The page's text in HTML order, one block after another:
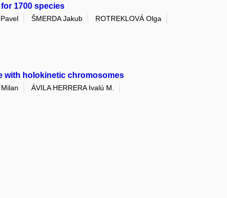
1700 species
ŠMERDA Jakub
ROTREKLOVÁ Olga
with holokinetic chromosomes
ÁVILA HERRERA Ivalú M.